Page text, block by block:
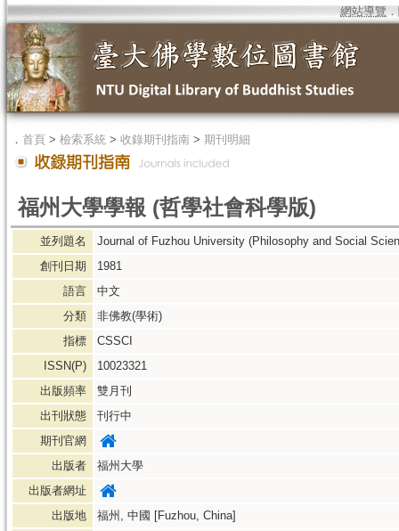
網站導覽 ．
． 首頁 > 檢索系統 > 收錄期刊指南 > 期刊明細
福州大學學報 (哲學社會科學版)
並列題名
Journal of Fuzhou University (Philosophy and Social
創刊日期
1981
語言
中文
分類
非佛教(學術)
指標
CSSCI
ISSN(P)
10023321
出版頻率
雙月刊
出刊狀態
刊行中
期刊官網
出版者
福州大學
出版者網址
出版地
福州, 中國 [Fuzhou, China]